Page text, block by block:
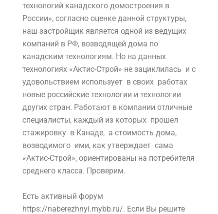
технологий канадского домостроения в
России», согласно оценке данной структуры,
наш застройщик является одной из ведущих
компаний в РФ, возводящей дома по
канадским технологиям. Но на данных
технологиях «Актис-Строй» не зациклилась и с
удовольствием использует в своих работах
новые российские технологии и технологии
других стран. Работают в компании отличные
специалисты, каждый из которых прошел
стажировку в Канаде, а стоимость дома,
возводимого ими, как утверждает сама
«Актис-Строй», ориентированы на потребителя
среднего класса. Проверим.
Есть активный форум
https://naberezhnyi.mybb.ru/. Если Вы решите